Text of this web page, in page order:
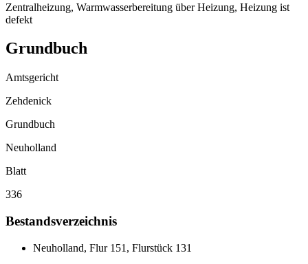
Zentralheizung, Warmwasserbereitung über Heizung, Heizung ist
defekt
Grundbuch
Amtsgericht
Zehdenick
Grundbuch
Neuholland
Blatt
336
Bestandsverzeichnis
Neuholland, Flur 151, Flurstück 131